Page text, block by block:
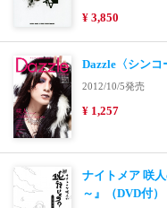
¥ 3,850
Dazzle〈シンコ
2012/10/5発売
¥ 1,257
ナイトメア 咲
～』（DVD付）